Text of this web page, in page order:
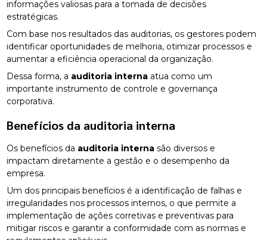
informações valiosas para a tomada de decisões
estratégicas.
Com base nos resultados das auditorias, os gestores podem
identificar oportunidades de melhoria, otimizar processos e
aumentar a eficiência operacional da organização.
Dessa forma, a auditoria interna atua como um
importante instrumento de controle e governança
corporativa.
Benefícios da auditoria interna
Os benefícios da auditoria interna são diversos e
impactam diretamente a gestão e o desempenho da
empresa.
Um dos principais benefícios é a identificação de falhas e
irregularidades nos processos internos, o que permite a
implementação de ações corretivas e preventivas para
mitigar riscos e garantir a conformidade com as normas e